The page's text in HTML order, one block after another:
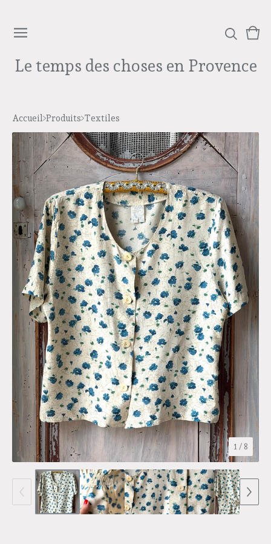
Le temps des choses en Provence
0
Accueil Produits Textiles
1 / 8